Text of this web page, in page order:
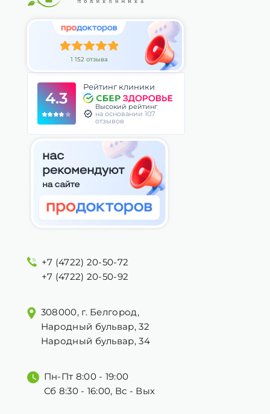
1 152 отзыва
4.3
Рейтинг клиники
Высокий рейтинг
на основании 107
отзывов
+7 (4722) 20-50-72
+7 (4722) 20-50-92
308000, г. Белгород,
Народный бульвар, 32
Народный бульвар, 34
Пн-Пт 8:00 - 19:00
Сб 8:30 - 16:00, Вс - Вых